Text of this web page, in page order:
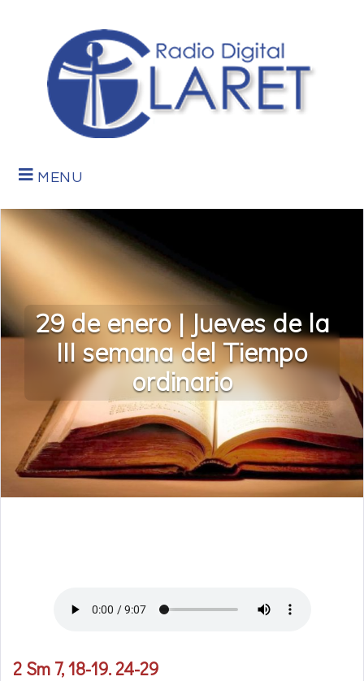
MENU
29 de enero | Jueves de la
III semana del Tiempo
ordinario
2 Sm 7, 18-19. 24-29